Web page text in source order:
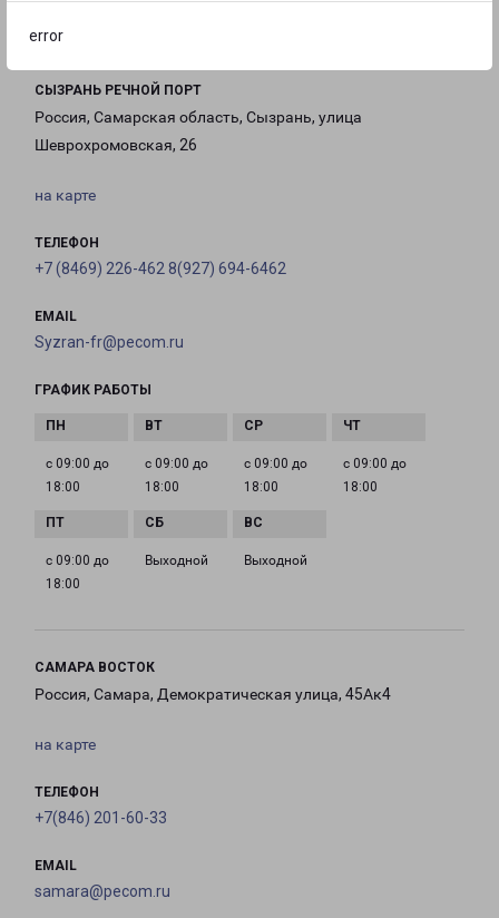
error
20:00 16:00 16:00
СЫЗРАНЬ РЕЧНОЙ ПОРТ
Россия, Самарская область, Сызрань, улица
Шеврохромовская, 26
на карте
ТЕЛЕФОН
+7 (8469) 226-462 8(927) 694-6462
EMAIL
Syzran-fr@pecom.ru
ГРАФИК РАБОТЫ
с 09:00 до
18:00
с 09:00 до
18:00
с 09:00 до
18:00
с 09:00 до
18:00
с 09:00 до
18:00
Выходной Выходной
САМАРА ВОСТОК
Россия, Самара, Демократическая улица, 45Ак4
на карте
ТЕЛЕФОН
+7(846) 201-60-33
EMAIL
samara@pecom.ru